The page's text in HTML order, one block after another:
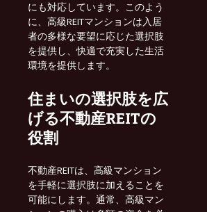
にも対応しています。このよう
に、高級REITマンションは入居
者の多様な要望に応じた選択肢
を提供し、快適で充実した生活
環境を提供します。
住まいの選択肢を広
げる不動産REITの
役割
不動産REITは、高級マンション
を手軽に選択肢に加えることを
可能にします。通常、高級マン